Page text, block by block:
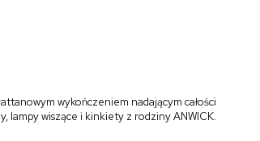
wykończeniem nadającym całości
lampy wiszące i kinkiety z rodziny ANWICK.